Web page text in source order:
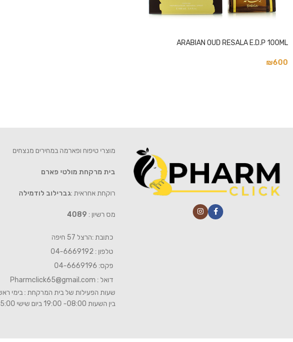
ARABIAN OUD RESALA E.D.P 100ML
₪600
מוצרי טיפוח ופארמה במחירים מנצחים
בית מרקחת מולטי פארם
רוקחת אחראית :גברילוב לודמילה
מס רשיון : 4089
כתובת :הרצל 57 חיפה
טלפון : 04-6669192
פקס: 04-6669196
דואל : Pharmclick65@gmail.com
שעות הפעילות של בית המרקחת : בימי
בין השעות 08:00- 19:00 ביום שישי 08:00-15:00